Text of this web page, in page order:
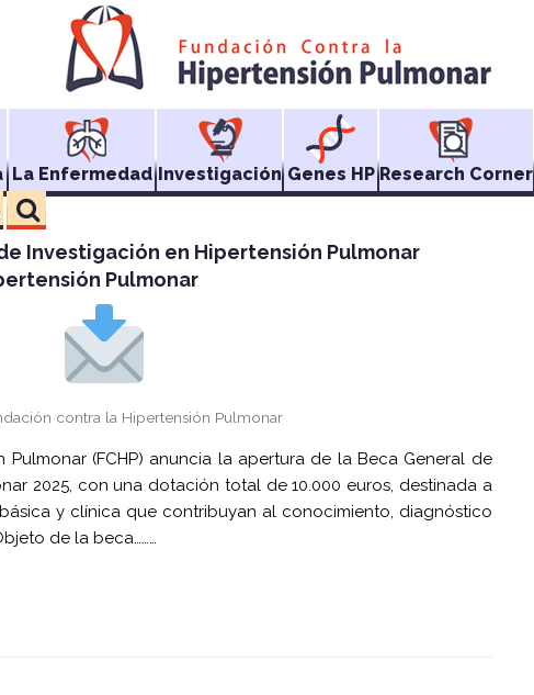
La Enfermedad Investigación Genes HP Research Corner
Investigación en Hipertensión Pulmonar
Pulmonar
contra la Hipertensión Pulmonar
(FCHP) anuncia la apertura de la Beca General de
2025, con una dotación total de 10.000 euros, destinada a
y clínica que contribuyan al conocimiento, diagnóstico
de la beca………